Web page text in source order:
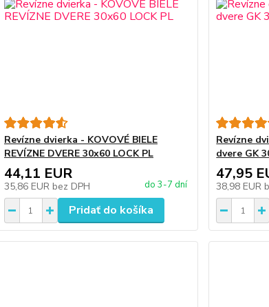
Revízne dvierka - KOVOVÉ BIELE
REVÍZNE DVERE 30x60 LOCK PL
44,11 EUR
35,86 EUR bez DPH do 3-7 dní
Pridať do košíka
Revízne
dvere GK
47,95
38,98 EUR